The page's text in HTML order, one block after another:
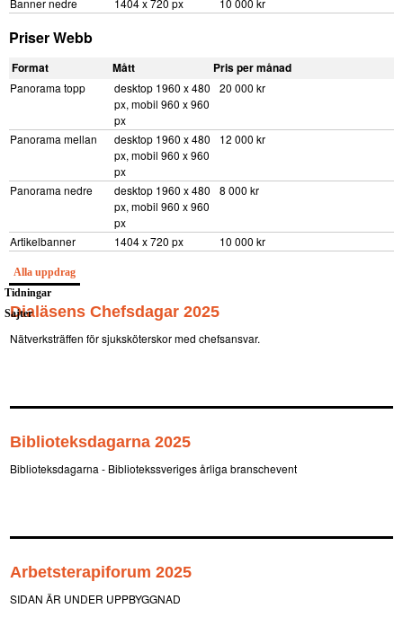
Priser Webb
Format Mått
Pris per månad
Panorama topp
desktop 1960 x 480
px, mobil 960 x 960
px
20 000 kr
Panorama mellan
desktop 1960 x 480
px, mobil 960 x 960
px
12 000 kr
Panorama nedre
desktop 1960 x 480
px, mobil 960 x 960
px
8 000 kr
Artikelbanner 1404 x 720 px 10 000 kr
Alla uppdrag
Tidningar
Sajter
Dialäsens Chefsdagar 2025
Nätverksträffen för sjuksköterskor med chefsansvar.
Biblioteksdagarna 2025
Biblioteksdagarna - Bibliotekssveriges årliga branschevent
Arbetsterapiforum 2025
SIDAN ÄR UNDER UPPBYGGNAD